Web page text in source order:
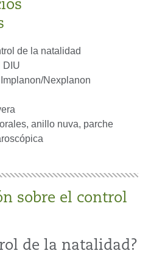
de la natalidad
DIU
Nexplanon
anillo nuva, parche
sobre el control
de la natalidad?